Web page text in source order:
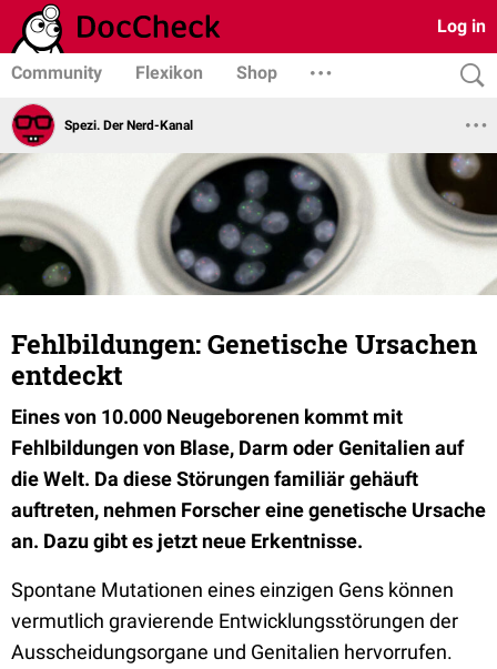
Log in
Community Flexikon Shop
Spezi. Der Nerd-Kanal
Fehlbildungen: Genetische Ursachen
entdeckt
Eines von 10.000 Neugeborenen kommt mit
Fehlbildungen von Blase, Darm oder Genitalien auf
die Welt. Da diese Störungen familiär gehäuft
auftreten, nehmen Forscher eine genetische Ursache
an. Dazu gibt es jetzt neue Erkentnisse.
Spontane Mutationen eines einzigen Gens können
vermutlich gravierende Entwicklungsstörungen der
Ausscheidungsorgane und Genitalien hervorrufen.